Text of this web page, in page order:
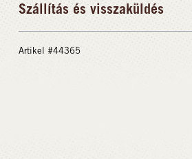
Szállítás és visszaküldés
Artikel #44365